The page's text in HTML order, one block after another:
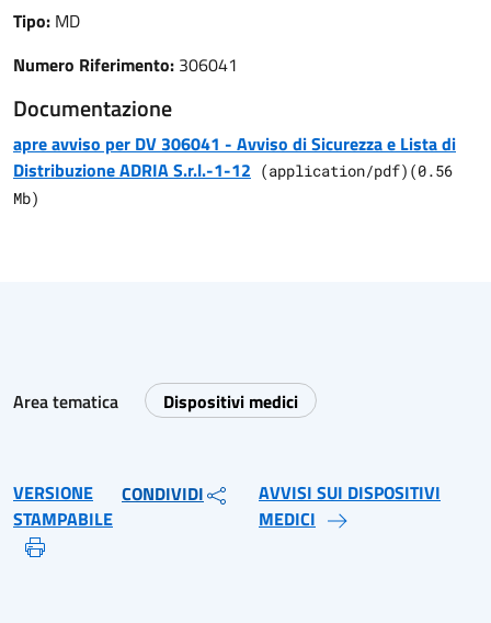
Tipo: MD
Numero Riferimento: 306041
Documentazione
apre avviso per DV 306041 - Avviso di Sicurezza e Lista di
Distribuzione ADRIA S.r.l.-1-12 (application/pdf) (0.56
Mb)
Area tematica Dispositivi medici
VERSIONE
STAMPABILE
CONDIVIDI
AVVISI SUI DISPOSITIVI
MEDICI